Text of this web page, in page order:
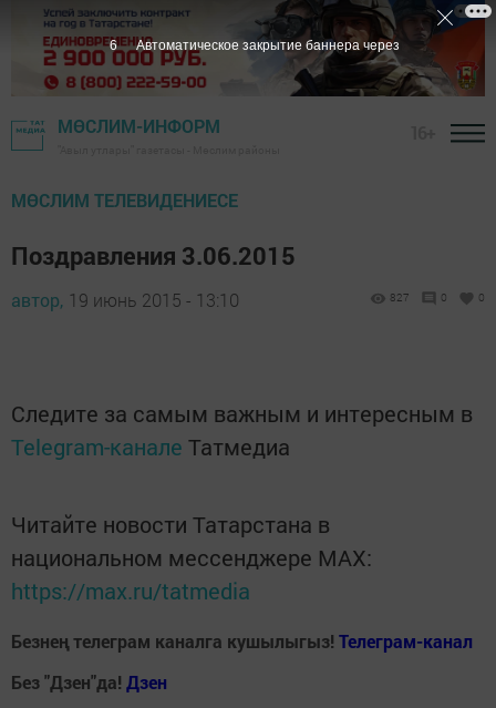
МӨСЛИМ-ИНФОРМ
МӨСЛИМ ТЕЛЕВИДЕНИЕСЕ
Поздравления 3.06.2015
автор, 19 июнь 2015 - 13:10 827 0 0
Следите за самым важным и интересным в
Telegram-канале Татмедиа
Читайте новости Татарстана в
национальном мессенджере MАХ:
https://max.ru/tatmedia
Безнең телеграм каналга кушылыгыз! Телеграм-канал
Без "Дзен"да! Дзен
5 Автоматическое закрытие баннера через